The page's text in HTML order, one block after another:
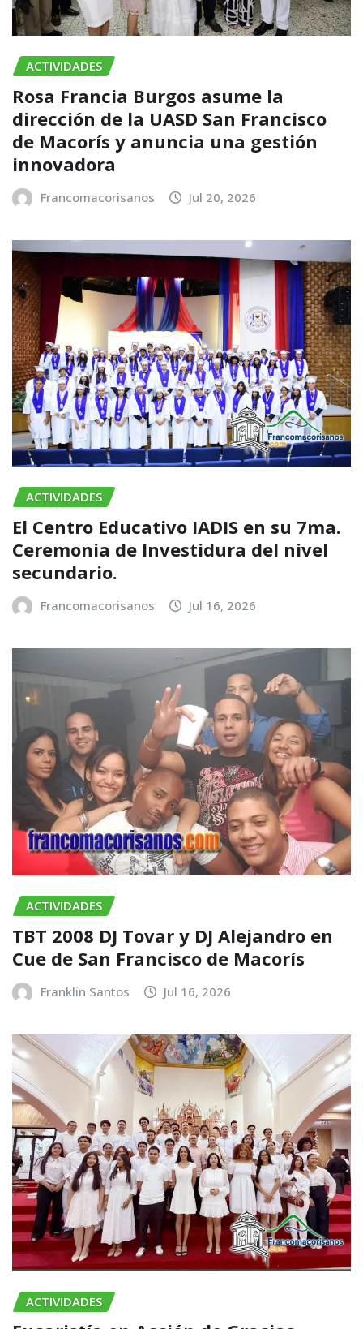
ACTIVIDADES
Rosa Francia Burgos asume la
dirección de la UASD San Francisco
de Macorís y anuncia una gestión
innovadora
Francomacorisanos Jul 20, 2026
ACTIVIDADES
El Centro Educativo IADIS en su 7ma.
Ceremonia de Investidura del nivel
secundario.
Francomacorisanos Jul 16, 2026
ACTIVIDADES
TBT 2008 DJ Tovar y DJ Alejandro en
Cue de San Francisco de Macorís
Franklin Santos Jul 16, 2026
ACTIVIDADES